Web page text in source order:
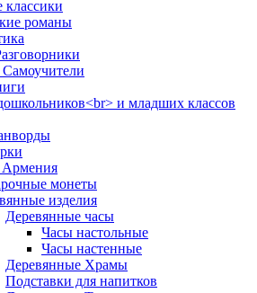
классики
романы
и младших классов
монеты
изделия
Деревянные часы
Часы настольные
Часы настенные
Деревянные Храмы
Подставки для напитков